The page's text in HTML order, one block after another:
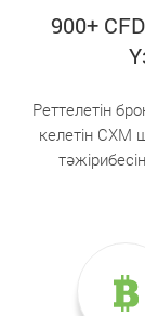
900+
Реттелетін
келетін